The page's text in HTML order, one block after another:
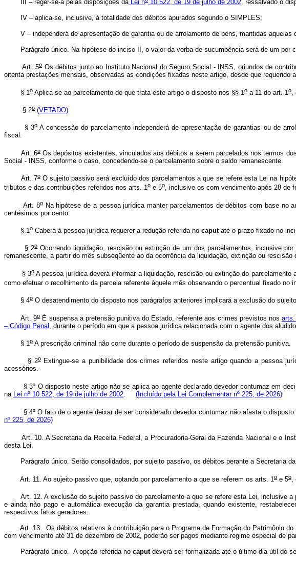
III – reger-se-á pelas disposições da Lei n 10.522, de 19 de julho de 2002 , ressalvado o
IV – aplica-se, inclusive, à totalidade dos débitos apurados segundo o SIMPLES;
V – independerá de apresentação de garantia ou de arrolamento de bens, mantidas aquelas
Parágrafo único. Na hipótese do inciso II, o valor da verba de sucumbência será de um por
Art. 5o Os débitos junto ao Instituto Nacional do Seguro Social - INSS, oriundos de
oitenta prestações mensais, observadas as condições fixadas neste artigo, desde que
§ 1o Aplica-se ao parcelamento de que trata este artigo o disposto nos §§ 1o a 11 do art. 1o
§ 2o (VETADO)
§ 3oA concessão do parcelamento independerá de apresentação de garantias ou de
fiscal.
Art. 6oOs depósitos existentes, vinculados aos débitos a serem parcelados nos termos
Social - INSS, conforme o caso, concedendo-se o parcelamento sobre o saldo remanescente.
Art. 7oO sujeito passivo será excluído dos parcelamentos a que se refere esta Lei na
tributos e das contribuições referidos nos arts. 1o e 5o, inclusive os com vencimento após 28 de
Art. 8oNa hipótese de a pessoa jurídica manter parcelamentos de débitos com base no
centésimos por cento.
§ 1 o Caberá à pessoa jurídica requerer a redução referida no caputaté o prazo fixado no
§ 2oOcorrendo liquidação, rescisão ou extinção de um dos parcelamentos, inclusive
remanescente, a partir do mês subseqüente ao da ocorrência da liquidação, extinção ou rescisão
§ 3oA pessoa jurídica deverá informar a liquidação, rescisão ou extinção do
como efetuar o recolhimento da parcela referente àquele mês observando o percentual fixado no
§ 4o O desatendimento do disposto nos parágrafos anteriores implicará a exclusão do
Art. 9oÉ suspensa a pretensão punitiva do Estado, referente aos crimes previstos nos
– Código Penal , durante o período em que a pessoa jurídica relacionada com o agente dos
§ 1 o A prescrição criminal não corre durante o período de suspensão da pretensão punitiva.
§ 2oExtingue-se a punibilidade dos crimes referidos neste artigo quando a pessoa
acessórios.
§ 3º O disposto neste artigo não se aplica ao agente declarado devedor contumaz em
na Lei nº 10.522, de 19 de julho de 2002. (Incluído pela Lei Complementar nº 225, de 2026)
§ 4º O fato de o agente deixar de ser considerado devedor contumaz não afasta o
nº 225, de 2026)
Art. 10. A Secretaria da Receita Federal, a Procuradoria-Geral da Fazenda Nacional e o
desta Lei.
Parágrafo único. Serão consolidados, por sujeito passivo, os débitos perante a Secretaria da
Art. 11. Ao sujeito passivo que, optando por parcelamento a que se referem os arts. 1o e 5o
Art. 12. A exclusão do sujeito passivo do parcelamento a que se refere esta Lei, inclusive a
e ainda não pago e automática execução da garantia prestada, quando existente,
respectivos fatos geradores.
Art. 13. Os débitos relativos à contribuição para o Programa de Formação do Patrimônio
com vencimento até 31 de dezembro de 2002, poderão ser pagos mediante regime especial de
Parágrafo único. A opção referida no caputdeverá ser formalizada até o último dia útil do